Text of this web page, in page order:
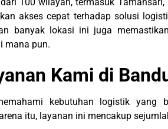
akses cepat terhadap solusi
banyak lokasi ini juga
mana pun.
Kami di
kebutuhan logistik yang
itu, layanan ini mencakup